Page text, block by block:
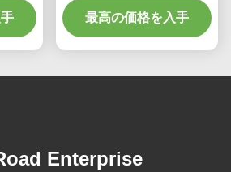
最高の価格を入手
Enterprise